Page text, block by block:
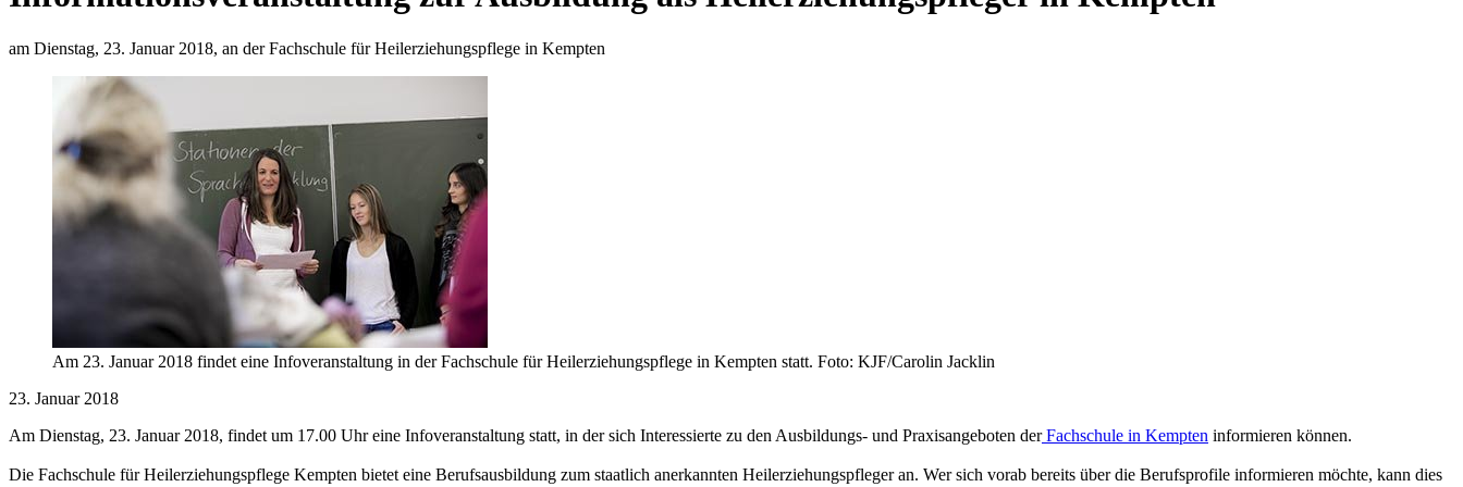
am Dienstag, 23. Januar 2018, an der Fachschule für Heilerziehungspflege in Kempten
Am 23. Januar 2018 findet eine Infoveranstaltung in der Fachschule für Heilerziehungspflege in Kempten statt. Foto: KJF/Carolin Jacklin
23. Januar 2018
Am Dienstag, 23. Januar 2018, findet um 17.00 Uhr eine Infoveranstaltung statt, in der sich Interessierte zu den Ausbildungs- und Praxisangeboten derFachschule in Kempten informieren können.
Die Fachschule für Heilerziehungspflege Kempten bietet eine Berufsausbildung zum staatlich anerkannten Heilerziehungspfleger an. Wer sich vorab bereits über die Berufsprofile informieren möchte, kann dies